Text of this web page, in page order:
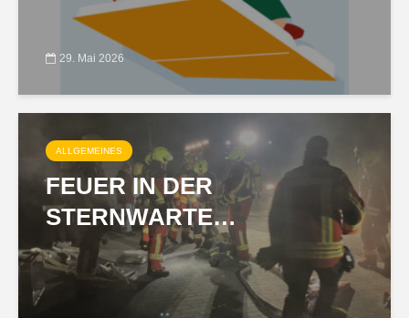
29. Mai 2026
ALLGEMEINES
FEUER IN DER
STERNWARTE…